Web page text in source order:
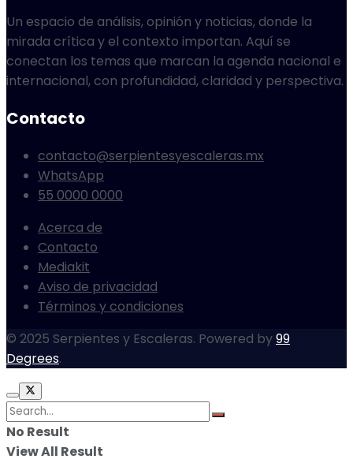
Un espacio de análisis, opinión y noticias, donde la
mirada crítica y el contexto importan. Aquí se
conectan los temas que marcan la agenda nacional e
internacional, con profundidad, claridad y perspectiva.
Contacto
contacto@serpientesyescaleras.mx
WhatsApp
55 0000 0000
Acerca de
Contacto
Mediakit
Aviso de privacidad
Términos y condiciones
© 2025 Serpientes y Escaleras. Powered by99
Degrees.
No Result
View All Result